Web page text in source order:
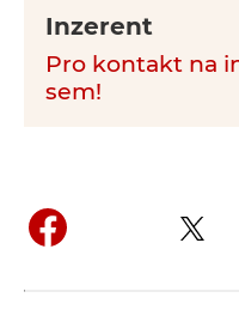
Inzerent
Pro kontakt na
sem!